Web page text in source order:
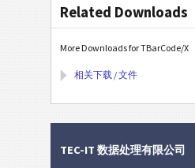
Related Downloads
More Downloads for TBarCode/X
相关下载 / 文件
TEC-IT 数据处理有限公司